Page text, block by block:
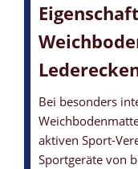
Bei besonders
aktiven Sport-
Sportgeräte von